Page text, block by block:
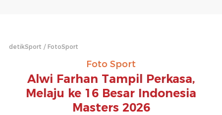
detikSport FotoSport
Foto Sport
Alwi Farhan Tampil Perkasa,
Melaju ke 16 Besar Indonesia
Masters 2026